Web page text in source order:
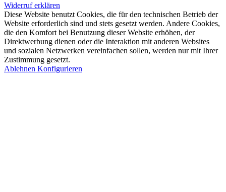
Widerruf erklären
Diese Website benutzt Cookies, die für den technischen Betrieb der
Website erforderlich sind und stets gesetzt werden. Andere Cookies,
die den Komfort bei Benutzung dieser Website erhöhen, der
Direktwerbung dienen oder die Interaktion mit anderen Websites
und sozialen Netzwerken vereinfachen sollen, werden nur mit Ihrer
Zustimmung gesetzt.
Ablehnen Konfigurieren